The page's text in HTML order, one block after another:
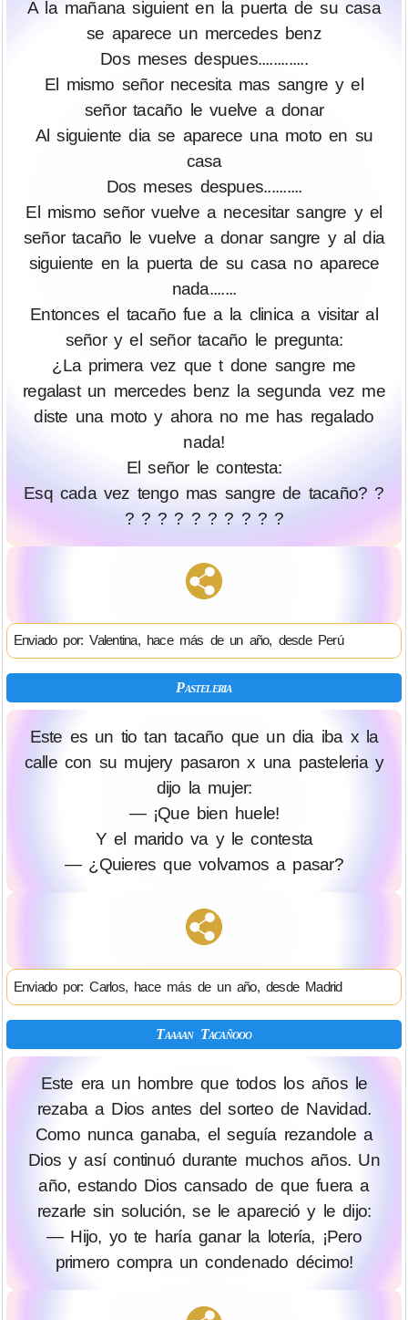
A la mañana siguient en la puerta de su casa
se aparece un mercedes benz
Dos meses despues.............
El mismo señor necesita mas sangre y el
señor tacaño le vuelve a donar
Al siguiente dia se aparece una moto en su
casa
Dos meses despues..........
El mismo señor vuelve a necesitar sangre y el
señor tacaño le vuelve a donar sangre y al dia
siguiente en la puerta de su casa no aparece
nada.......
Entonces el tacaño fue a la clinica a visitar al
señor y el señor tacaño le pregunta:
¿La primera vez que t done sangre me
regalast un mercedes benz la segunda vez me
diste una moto y ahora no me has regalado
nada!
El señor le contesta:
Esq cada vez tengo mas sangre de tacaño? ?
? ? ? ? ? ? ? ? ? ?
Enviado por: Valentina, hace más de un año, desde Perú
Pasteleria
Este es un tio tan tacaño que un dia iba x la
calle con su mujery pasaron x una pasteleria y
dijo la mujer:
— ¡Que bien huele!
Y el marido va y le contesta
— ¿Quieres que volvamos a pasar?
Enviado por: Carlos, hace más de un año, desde Madrid
Taaaan Tacañooo
Este era un hombre que todos los años le
rezaba a Dios antes del sorteo de Navidad.
Como nunca ganaba, el seguía rezandole a
Dios y así continuó durante muchos años. Un
año, estando Dios cansado de que fuera a
rezarle sin solución, se le apareció y le dijo:
— Hijo, yo te haría ganar la lotería, ¡Pero
primero compra un condenado décimo!